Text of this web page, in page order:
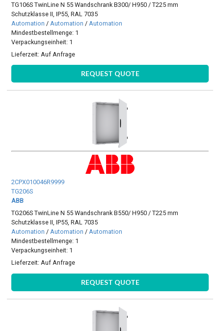
TG106S TwinLine N 55 Wandschrank B300/ H950 / T225 mm
Schutzklasse II, IP55, RAL 7035
Automation / Automation / Automation
Mindestbestellmenge: 1
Verpackungseinheit: 1
Lieferzeit: Auf Anfrage
REQUEST QUOTE
2CPX010046R9999
TG206S
ABB
TG206S TwinLine N 55 Wandschrank B550/ H950 / T225 mm
Schutzklasse II, IP55, RAL 7035
Automation /Automation /Automation
Mindestbestellmenge: 1
Verpackungseinheit: 1
Lieferzeit:Auf Anfrage
REQUEST QUOTE